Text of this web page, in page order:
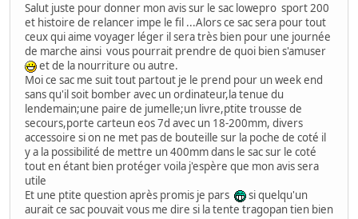
Salut juste pour donner mon avis sur le sac lowepro sport 200
et histoire de relancer impe le fil ...Alors ce sac sera pour tout
ceux qui aime voyager léger il sera très bien pour une journée
de marche ainsi vous pourrait prendre de quoi bien s'amuser
et de la nourriture ou autre.
Moi ce sac me suit tout partout je le prend pour un week end
sans qu'il soit bomber avec un ordinateur,la tenue du
lendemain;une paire de jumelle;un livre,ptite trousse de
secours,porte carteun eos 7d avec un 18-200mm, divers
accessoire si on ne met pas de bouteille sur la poche de coté il
y a la possibilité de mettre un 400mm dans le sac sur le coté
tout en étant bien protéger voila j'espère que mon avis sera
utile
Et une ptite question après promis je pars
si quelqu'un
aurait ce sac pouvait vous me dire si la tente tragopan tien bien